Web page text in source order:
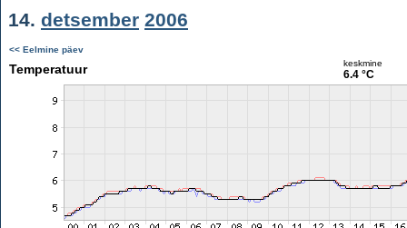
14. detsember 2006
<< Eelmine päev
Temperatuur keskmine
6.4 °C